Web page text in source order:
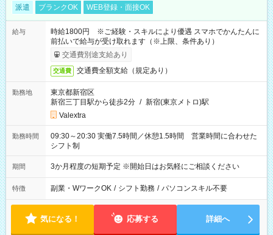
派遣 ブランクOK WEB登録・面接OK
給与
時給1800円 ※ご経験・スキルにより優遇 スマホでかんたんに
前払いで給与が受け取れます（※上限、条件あり）
交通費別途支給あり
交通費 交通費全額支給（規定あり）
勤務地
東京都新宿区
新宿三丁目駅から徒歩2分 / 新宿(東京メトロ)駅
Valextra
勤務時間
09:30～20:30 実働7.5時間／休憩1.5時間 営業時間に合わせた
シフト制
期間 3か月程度の短期予定 ※開始日はお気軽にご相談ください
特徴 副業・WワークOK / シフト勤務 / パソコンスキル不要
気になる！ 応募する 詳細へ